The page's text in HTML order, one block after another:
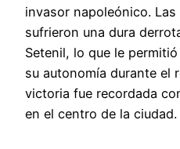
invasor napoleónico.
sufrieron una dura
Setenil, lo que le
su autonomía durante el
victoria fue recordada
en el centro de la ciudad.